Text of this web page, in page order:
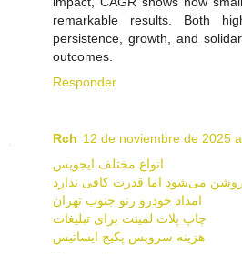
remarkable results. Both
persistence, growth, and
outcomes.
Responder
Rch 12 de noviembre de 2025
انواع مختلف ایجویس
می‌شود اما قدرت کافی ندارد
امداد خودرو رنو جنوب تهران
چاپ پلات لمینت برای تبلیغات
هزینه سرویس پکیج ایساتیس